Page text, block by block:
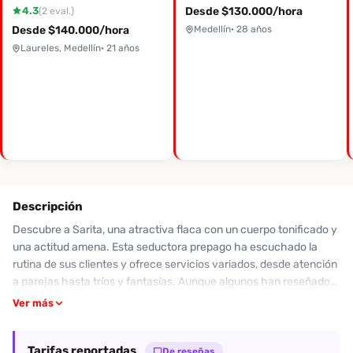
4.3(2 eval.)
Desde $140.000/hora
Laureles, Medellín· 21 años
Desde $130.000/hora
Medellín· 28 años
Descripción
Descubre a Sarita, una atractiva flaca con un cuerpo tonificado y
una actitud amena. Esta seductora prepago ha escuchado la
rutina de sus clientes y ofrece servicios variados, desde atención
a parejas hasta tríos y fantasías. Aunque algunos han reseñado
su servicio como regular, otros la valoran por su esencia
un rostro picarón y una figura estilizada que invita a disfrutar. Sin
Ver más